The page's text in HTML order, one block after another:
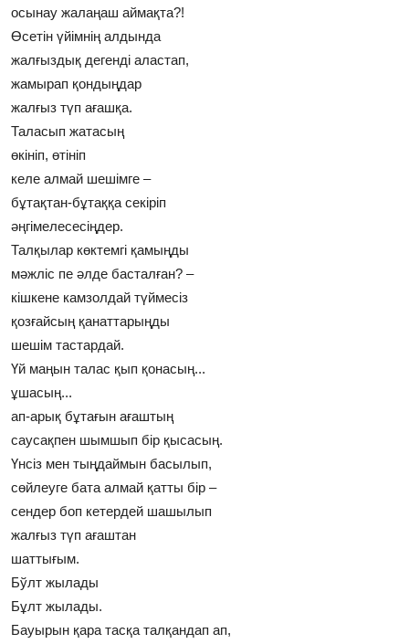
осынау жалаңаш аймақта?!
Өсетiн үйiмнiң алдында
жалғыздық дегендi аластап,
жамырап қондыңдар
жалғыз түп ағашқа.
Таласып жатасың
өкiнiп, өтiнiп
келе алмай шешiмге –
бұтақтан-бұтаққа секiрiп
әңгiмелесесiңдер.
Талқылар көктемгi қамыңды
мәжлiс пе әлде басталған? –
кiшкене камзолдай түймесiз
қозғайсың қанаттарыңды
шешiм тастардай.
Үй маңын талас қып қонасың...
ұшасың...
ап-арық бұтағын ағаштың
саусақпен шымшып бiр қысасың.
Үнсiз мен тыңдаймын басылып,
сөйлеуге бата алмай қатты бiр –
сендер боп кетердей шашылып
жалғыз түп ағаштан
шаттығым.
Бўлт жылады
Бұлт жылады.
Бауырын қара тасқа талқандап ап,